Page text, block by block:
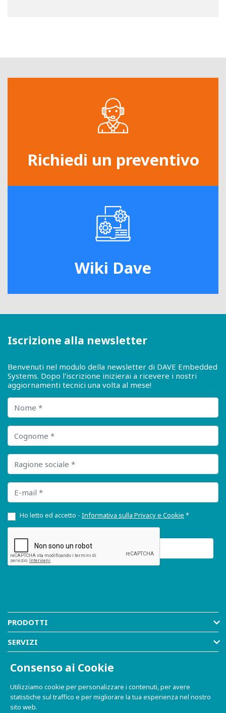
Richiedi un preventivo
Wiki Dave
Iscrizione alla newsletter
Benvenuti nel modulo della newsletter di DAVE Embedded
Systems. Dopo l'iscrizione inizierai a ricevere i nostri
aggiornamenti tecnici una volta al mese!
Nome
Cognome
Ragione sociale
E-mail
Ho letto ed accetto - Informativa sulla Privacy e Cookie *
PRODOTTI
SERVIZI
RISORSE
SHOP
Consenso ai Cookie
Utilizziamo cookie per personalizzare i contenuti, per avere
statistiche sul traffico e per migliorare la tua esperienza nel nostro
sito web.